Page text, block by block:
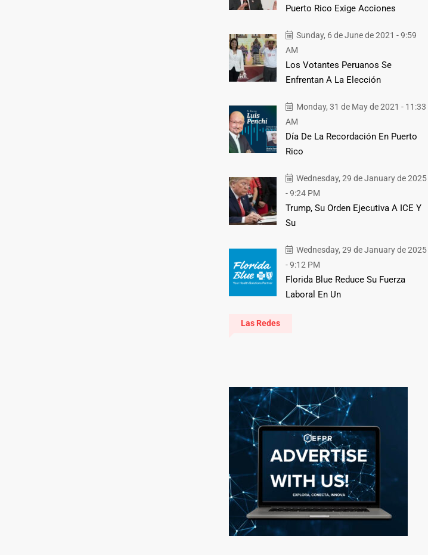
Puerto Rico Exige Acciones
Sunday, 6 de June de 2021 - 9:59
AM
Los Votantes Peruanos Se
Enfrentan A La Elección
Monday, 31 de May de 2021 - 11:33
AM
Día De La Recordación En Puerto
Rico
Wednesday, 29 de January de 2025
- 9:24 PM
Trump, Su Orden Ejecutiva A ICE Y
Su
Wednesday, 29 de January de 2025
- 9:12 PM
Florida Blue Reduce Su Fuerza
Laboral En Un
Las Redes